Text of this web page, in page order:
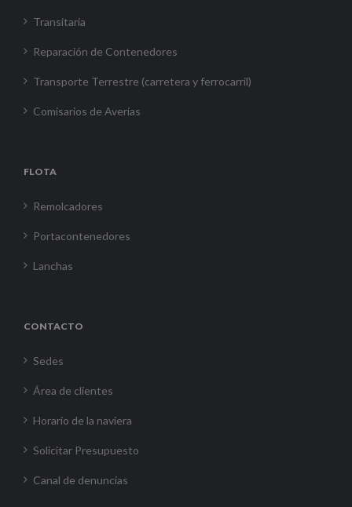
Transitaria
Reparación de Contenedores
Transporte Terrestre (carretera y ferrocarril)
Comisarios de Averías
FLOTA
Remolcadores
Portacontenedores
Lanchas
CONTACTO
Sedes
Área de clientes
Horario de la naviera
Solicitar Presupuesto
Canal de denuncias